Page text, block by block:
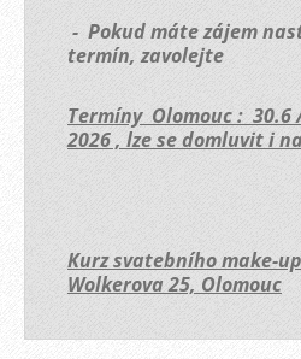
- Pokud máte zájem
termín, zavolejte
Termíny Olomouc : 30.6
2026 , lze se domluvit i
Kurz svatebního make-
Wolkerova 25, Olomouc